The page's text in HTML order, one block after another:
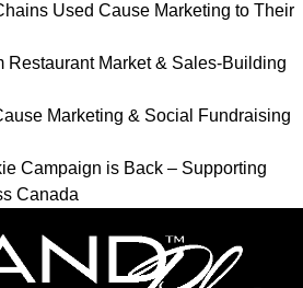
Used Cause Marketing to Their
Restaurant Market & Sales-Building
Marketing & Social Fundraising
Campaign is Back – Supporting
Canada